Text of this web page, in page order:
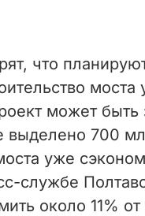
что
может
700
уже
службе
около 11%